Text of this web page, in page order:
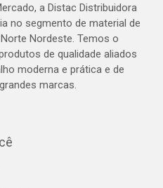
a Distac Distribuidora
no segmento de material de
Nordeste. Temos o
de qualidade aliados
moderna e prática e de
marcas.